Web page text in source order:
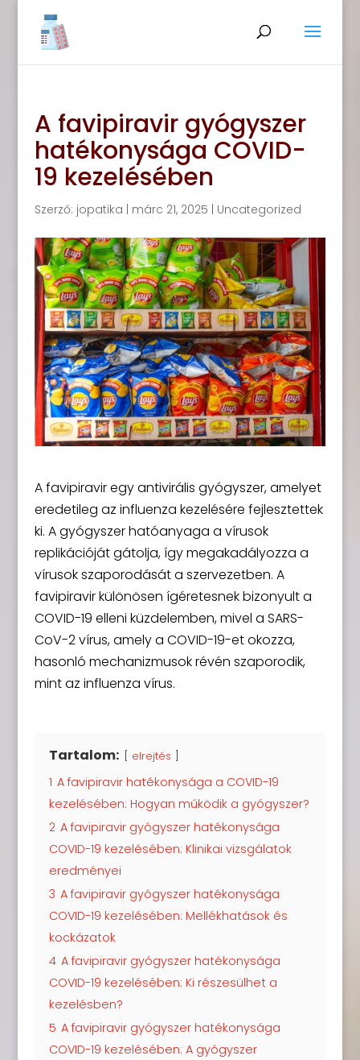
A favipiravir gyógyszer
hatékonysága COVID-
19 kezelésében
Szerző: jopatika márc 21, 2025 Uncategorized
A favipiravir egy antivirális gyógyszer, amelyet
eredetileg az influenza kezelésére fejlesztettek
ki. A gyógyszer hatóanyaga a vírusok
replikációját gátolja, így megakadályozza a
vírusok szaporodását a szervezetben. A
favipiravir különösen ígéretesnek bizonyult a
COVID-19 elleni küzdelemben, mivel a SARS-
CoV-2 vírus, amely a COVID-19-et okozza,
hasonló mechanizmusok révén szaporodik,
mint az influenza vírus.
Tartalom: elrejtés
1 A favipiravir hatékonysága a COVID-19
kezelésében: Hogyan működik a gyógyszer?
2 A favipiravir gyógyszer hatékonysága
COVID-19 kezelésében: Klinikai vizsgálatok
eredményei
3 A favipiravir gyógyszer hatékonysága
COVID-19 kezelésében: Mellékhatások és
kockázatok
4 A favipiravir gyógyszer hatékonysága
COVID-19 kezelésében: Ki részesülhet a
kezelésben?
5 A favipiravir gyógyszer hatékonysága
COVID-19 kezelésében: A gyógyszer